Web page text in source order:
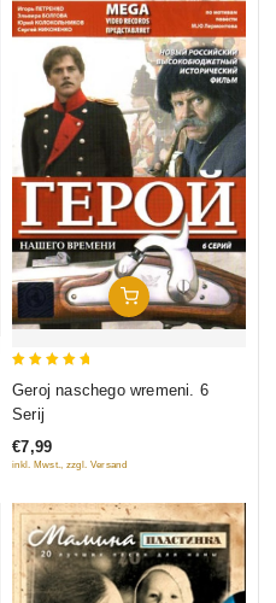
In Den Warenkorb
out of 5
Geroj naschego wremeni. 6
Serij
€7,99
inkl. Mwst., zzgl. Versand